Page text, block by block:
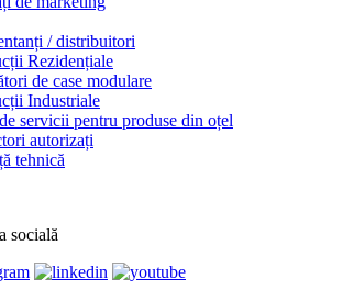
/ distribuitori
Rezidențiale
de case modulare
Industriale
servicii pentru produse din oțel
autorizați
tehnică
socială